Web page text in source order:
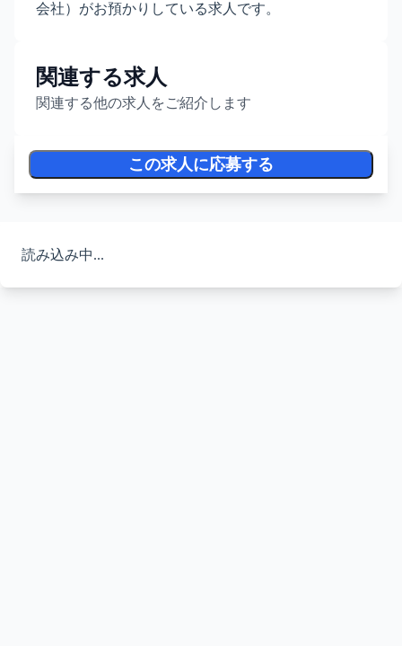
会社）がお預かりしている求人です。
関連する求人
関連する他の求人をご紹介します
この求人に応募する
読み込み中...